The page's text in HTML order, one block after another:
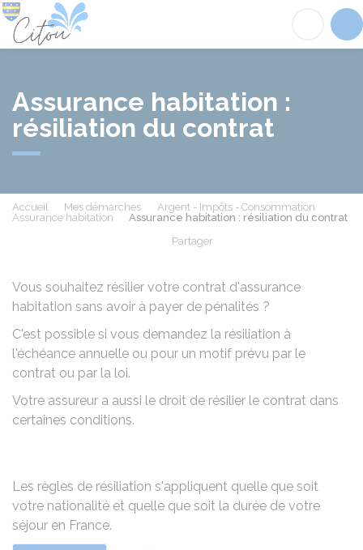
Assurance habitation :
résiliation du contrat
Accueil Mes démarches
Argent - Impôts - Consommation
Assurance habitation
Assurance habitation : résiliation du contrat
Partager
Vous souhaitez résilier votre contrat d'assurance
habitation sans avoir à payer de pénalités ?
C'est possible si vous demandez la résiliation à
l'échéance annuelle ou pour un motif prévu par le
contrat ou par la loi.
Votre assureur a aussi le droit de résilier le contrat dans
certaines conditions.
Les règles de résiliation s'appliquent quelle que soit
votre nationalité et quelle que soit la durée de votre
séjour en France.